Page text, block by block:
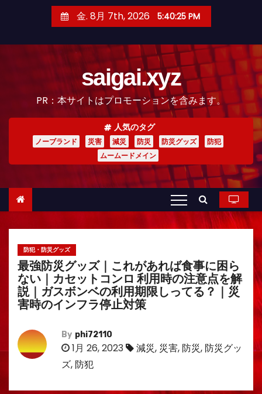
金. 8月 7th, 2026 5:40:26 PM
saigai.xyz
PR：本サイトはプロモーションを含みます。
人気のタグ
ノーブランド 災害 減災 防災 防災グッズ
防犯
ムームードメイン
防犯・防災グッズ
最強防災グッズ｜これがあれば食事に困ら
ない｜カセットコンロ 利用時の注意点を解
説｜ガスボンベの利用期限しってる？｜災
害時のインフラ停止対策
By phi72110
1月 26, 2023 減災, 災害, 防災, 防災グッ
ズ, 防犯